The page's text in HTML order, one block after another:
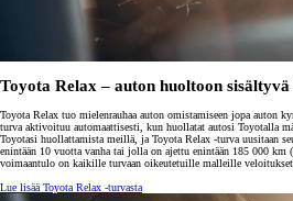
Toyota Relax – auton huoltoon
Toyota Relax tuo mielenrauhaa auton omistamiseen jopa auton
turva aktivoituu automaattisesti, kun huollatat autosi Toyotalla
Toyotasi huollattamista meillä, ja Toyota Relax -turva uusitaan
enintään 10 vuotta vanha tai jolla on ajettu enintään 185 000 km
voimaantulo on kaikille turvaan oikeutetuille malleille
Lue lisää Toyota Relax -turvasta